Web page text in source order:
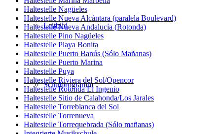
Leitbild
Schulprogramm
Haltestelle Nagüeles
Haltestelle Nueva Alcántara (paralela Boulevard)
Haltestelle Nueva Andalucía (Rotonda)
Haltestelle Pino Nagüeles
Haltestelle Playa Bonita
Haltestelle Puerto Banús (Sólo Mañanas)
Haltestelle Puerto Marina
Haltestelle Puya
Haltestelle Riviera del Sol/Opencor
Haltestelle Rotonda El Ingenio
Haltestelle Sitio de Calahonda/Los Jarales
Haltestelle Torreblanca del Sol
Haltestelle Torrenueva
Haltestelle Torrequebrada (Sólo mañanas)